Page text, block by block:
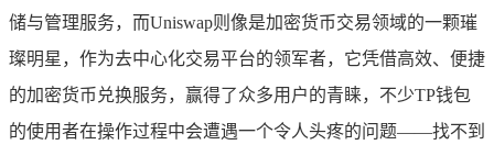
储与管理服务，而Uniswap则像是加密货币交易领域的一颗璀
璨明星，作为去中心化交易平台的领军者，它凭借高效、便捷
的加密货币兑换服务，赢得了众多用户的青睐，不少TP钱包
的使用者在操作过程中会遭遇一个令人头疼的问题——找不到